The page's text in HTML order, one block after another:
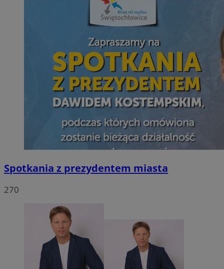
Spotkania z prezydentem miasta
270